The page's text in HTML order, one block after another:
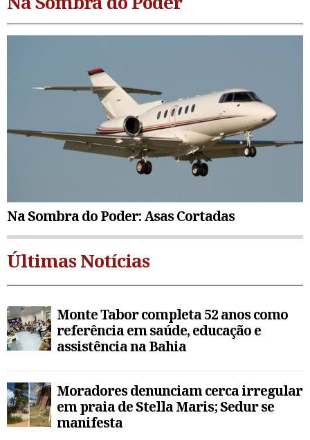
Na Sombra do Poder: Asas Cortadas
Últimas Notícias
Monte Tabor completa 52 anos como
referência em saúde, educação e
assistência na Bahia
Moradores denunciam cerca irregular
em praia de Stella Maris; Sedur se
manifesta